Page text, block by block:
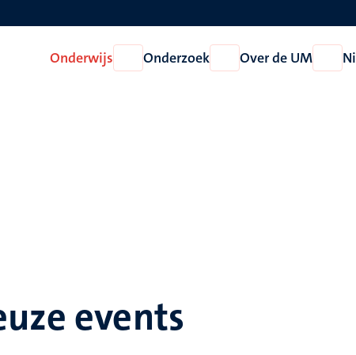
Onderwijs
Open
Onderwijs
Onderzoek
Open
Onderzoek
Over de UM
Open
Over
events